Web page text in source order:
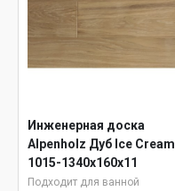
Инженерная доска
Alpenholz Дуб Ice Cream
1015-1340х160х11
Подходит для ванной